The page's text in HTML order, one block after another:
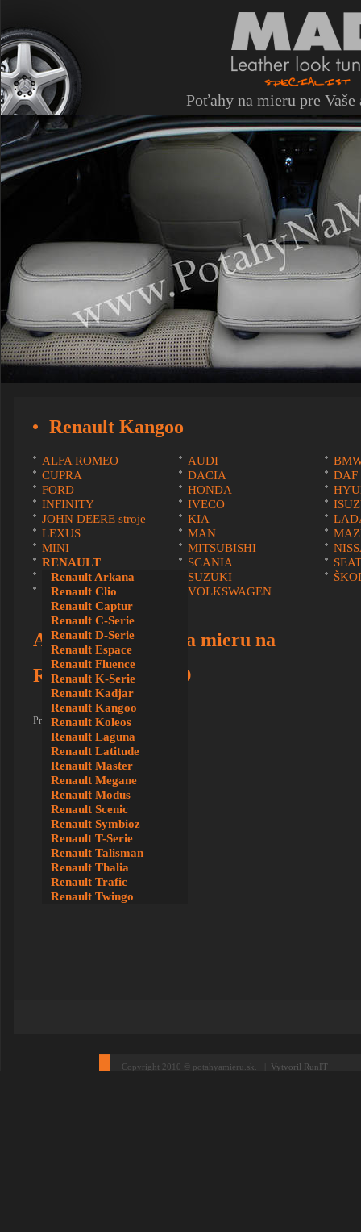
Poťahy na mieru pre Vaše
Renault Kangoo
ALFA ROMEO AUDI
CUPRA
DACIA
DAF
FORD
HONDA
INFINITY
IVECO
JOHN DEERE stroje
KIA
LEXUS
MAN
MINI
MITSUBISHI
RENAULT
Renault Arkana
Renault Clio
Renault Captur
Renault C-Serie
Renault D-Serie
Renault Espace
Renault Fluence
Renault K-Serie
Renault Kadjar
Renault Kangoo
Renault Koleos
Renault Laguna
Renault Latitude
Renault Master
Renault Megane
Renault Modus
Renault Scenic
Renault Symbioz
Renault T-Serie
Renault Talisman
Renault Thalia
Renault Trafic
Renault Twingo
SCANIA
SEAT
SUBARU
SUZUKI
VOLVO
VOLKSWAGEN
AUTOPOŤAHY na mieru na
Renault KANGOO
Pre zväčšenie kliknite na obrázok
Copyright 2010 © potahyamieru.sk. | Vytvoril RunIT